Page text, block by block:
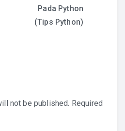
Pada Python
(Tips Python)
not be published. Required